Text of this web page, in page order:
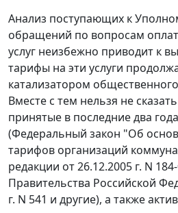
Анализ поступающих к
обращений по вопросам
услуг неизбежно приводит к
тарифы на эти услуги
катализатором
Вместе с тем нельзя не
принятые в последние два
(Федеральный закон "Об
тарифов организаций
редакции от 26.12.2005 г. N
Правительства Российской
г. N 541 и другие), а также